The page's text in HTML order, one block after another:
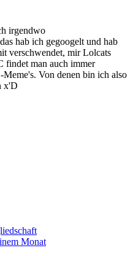
irgendwo
hab ich gegoogelt und hab
verschwendet, mir Lolcats
findet man auch immer
Von denen bin ich also
x'D